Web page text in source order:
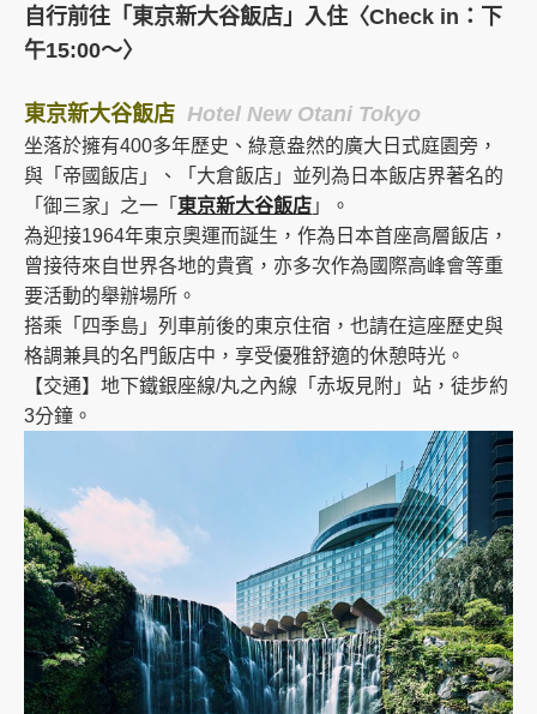
自行前往「東京新大谷飯店」入住〈Check in：下
午15:00～〉
東京新大谷飯店 Hotel New Otani Tokyo
坐落於擁有400多年歷史、綠意盎然的廣大日式庭園旁，
與「帝國飯店」、「大倉飯店」並列為日本飯店界著名的
「御三家」之一「 東京新大谷飯店 」。
為迎接1964年東京奧運而誕生，作為日本首座高層飯店，
曾接待來自世界各地的貴賓，亦多次作為國際高峰會等重
要活動的舉辦場所。
搭乘「四季島」列車前後的東京住宿，也請在這座歷史與
格調兼具的名門飯店中，享受優雅舒適的休憩時光。
【交通】地下鐵銀座線/丸之內線「赤坂見附」站，徒步約
3分鐘。